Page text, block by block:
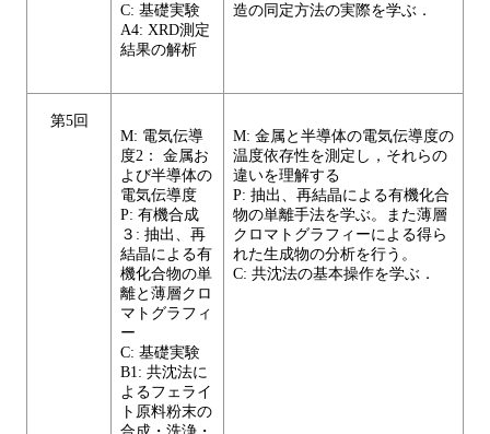
C: 基礎実験
A4: XRD測定
結果の解析
造の同定方法の実際を学ぶ．
第5回
M: 電気伝導
度2： 金属お
よび半導体の
電気伝導度
P: 有機合成
３: 抽出、再
結晶による有
機化合物の単
離と薄層クロ
マトグラフィ
ー
C: 基礎実験
B1: 共沈法に
よるフェライ
ト原料粉末の
M: 金属と半導体の電気伝導度の
温度依存性を測定し，それらの
違いを理解する
P: 抽出、再結晶による有機化合
物の単離手法を学ぶ。また薄層
クロマトグラフィーによる得ら
れた生成物の分析を行う。
C: 共沈法の基本操作を学ぶ．